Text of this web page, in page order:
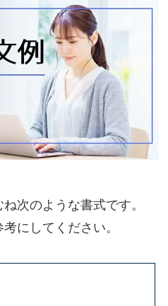
次のような書式です。
にしてください。